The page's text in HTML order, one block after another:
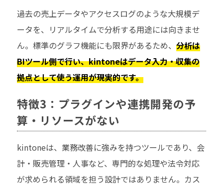
過去の売上データやアクセスログのような大規模デ
ータを、リアルタイムで分析する用途には向きませ
ん。標準のグラフ機能にも限界があるため、 分析は
BIツール側で行い、kintoneはデータ入力・収集の
拠点として使う運用が現実的です。
特徴3：プラグインや連携開発の予
算・リソースがない
kintoneは、業務改善に強みを持つツールであり、会
計・販売管理・人事など、専門的な処理や法令対応
が求められる領域を担う設計ではありません。カス